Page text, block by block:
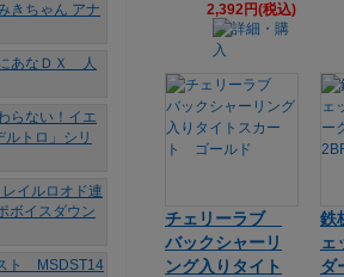
2,392円(税込)
チェリーラブ
バックシャーリ
ング入りタイト
鉄
ェ
ダ